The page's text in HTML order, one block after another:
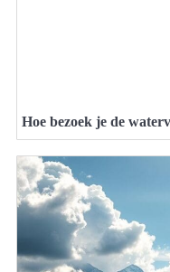
Hoe bezoek je de